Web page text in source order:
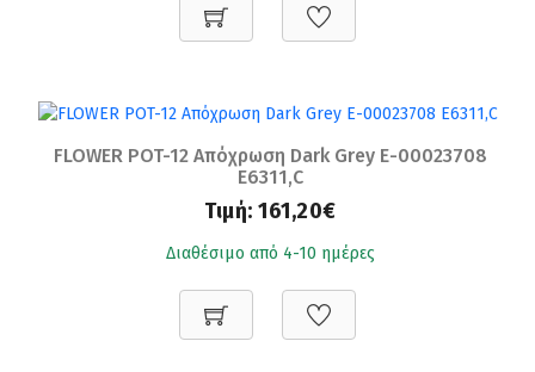
FLOWER POT-12 Απόχρωση Dark Grey Ε-00023708
Ε6311,C
Τιμή:161,20€
Διαθέσιμο από 4-10 ημέρες